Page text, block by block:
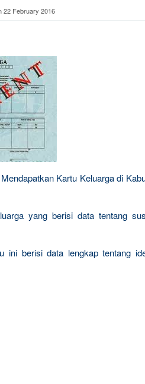
22 February 2016
Kartu Keluarga di
yang berisi data tentang
ini berisi data lengkap tentang